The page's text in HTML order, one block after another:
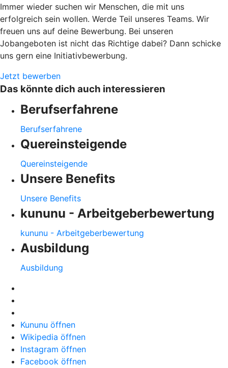
Immer wieder suchen wir Menschen, die mit uns
erfolgreich sein wollen. Werde Teil unseres Teams. Wir
freuen uns auf deine Bewerbung. Bei unseren
Jobangeboten ist nicht das Richtige dabei? Dann schicke
uns gern eine Initiativbewerbung.
Jetzt bewerben
Das könnte dich auch interessieren
Berufserfahrene
Berufserfahrene
Quereinsteigende
Quereinsteigende
Unsere Benefits
Unsere Benefits
kununu - Arbeitgeberbewertung
kununu - Arbeitgeberbewertung
Ausbildung
Ausbildung
Kununu öffnen
Wikipedia öffnen
Instagram öffnen
Facebook öffnen